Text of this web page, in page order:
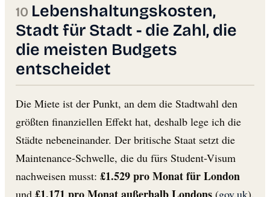
Lebenshaltungskosten,
Stadt für Stadt - die Zahl, die
die meisten Budgets
entscheidet
Die Miete ist der Punkt, an dem die Stadtwahl den
größten finanziellen Effekt hat, deshalb lege ich die
Städte nebeneinander. Der britische Staat setzt die
Maintenance-Schwelle, die du fürs Student-Visum
nachweisen musst: £1.529 pro Monat für London
und (gov.uk).